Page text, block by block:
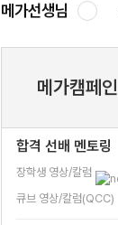
메가선생님
메가캠페인
합격 선배 멘토링
장학생 영상/칼럼
큐브 영상/칼럼(QCC)